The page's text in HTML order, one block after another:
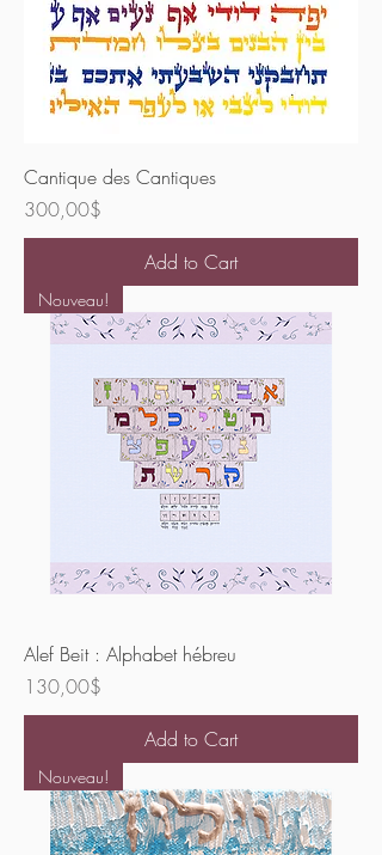
Cantique des Cantiques
Price
300,00$
Add to Cart
Nouveau!
Alef Beit : Alphabet hébreu
Price
130,00$
Add to Cart
Nouveau!